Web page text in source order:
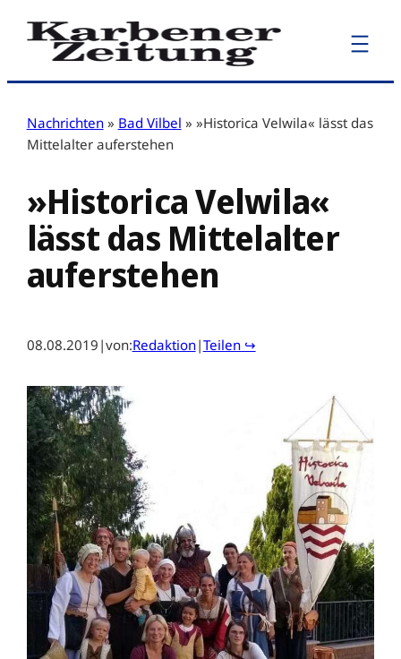
Zum
Inhalt
Nachrichten » Bad Vilbel » »Historica Velwila« lässt das
Mittelalter auferstehen
»Historica Velwila«
lässt das Mittelalter
auferstehen
08.08.2019 |von:Redaktion|Teilen ↪